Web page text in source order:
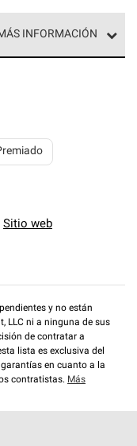
INFORMACIÓN
nuestra red
de
incomparable.
Sitio web
y no están
LLC ni a ninguna de sus
de contratar a
lista es exclusiva del
en cuanto a la
contratistas. Más